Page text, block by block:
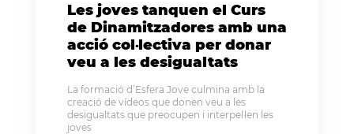
Les joves tanquen el Curs
de Dinamitzadores amb una
acció col·lectiva per donar
veu a les desigualtats
La formació d’Esfera Jove culmina amb la
creació de vídeos que donen veu a les
desigualtats que preocupen i interpel·len les
joves